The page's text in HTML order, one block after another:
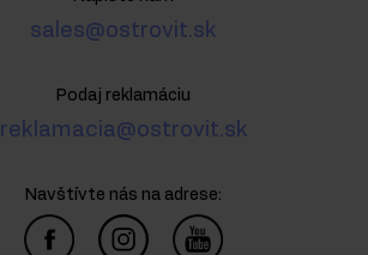
sales@ostrovit.sk
Podaj reklamáciu
reklamacia@ostrovit.sk
Navštívte nás na adrese: